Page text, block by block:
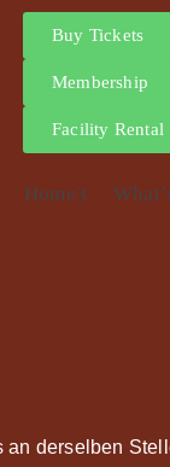
Buy Tickets
Membership
Facility Rental
Home
derselben